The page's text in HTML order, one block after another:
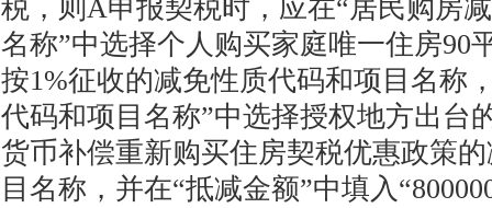
税，则A申报契税时，应在“居民购房
名称”中选择个人购买家庭唯一住房90
按1%征收的减免性质代码和项目名称
代码和项目名称”中选择授权地方出台
货币补偿重新购买住房契税优惠政策
目名称，并在“抵减金额”中填入